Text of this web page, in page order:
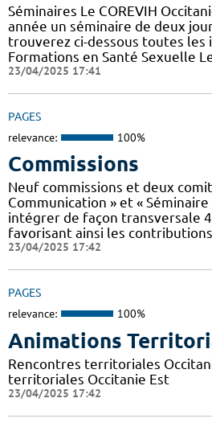
Séminaires Le COREVIH
année un séminaire de deux
trouverez ci-dessous toutes les
Formations en Santé Sexuelle
23/04/2025 17:41
PAGES
relevance: 100%
Commissions
Neuf commissions et deux
Communication » et «
intégrer de façon transversale
favorisant ainsi les
23/04/2025 17:42
PAGES
relevance: 100%
Animations
Rencontres territoriales
territoriales Occitanie Est
23/04/2025 17:42